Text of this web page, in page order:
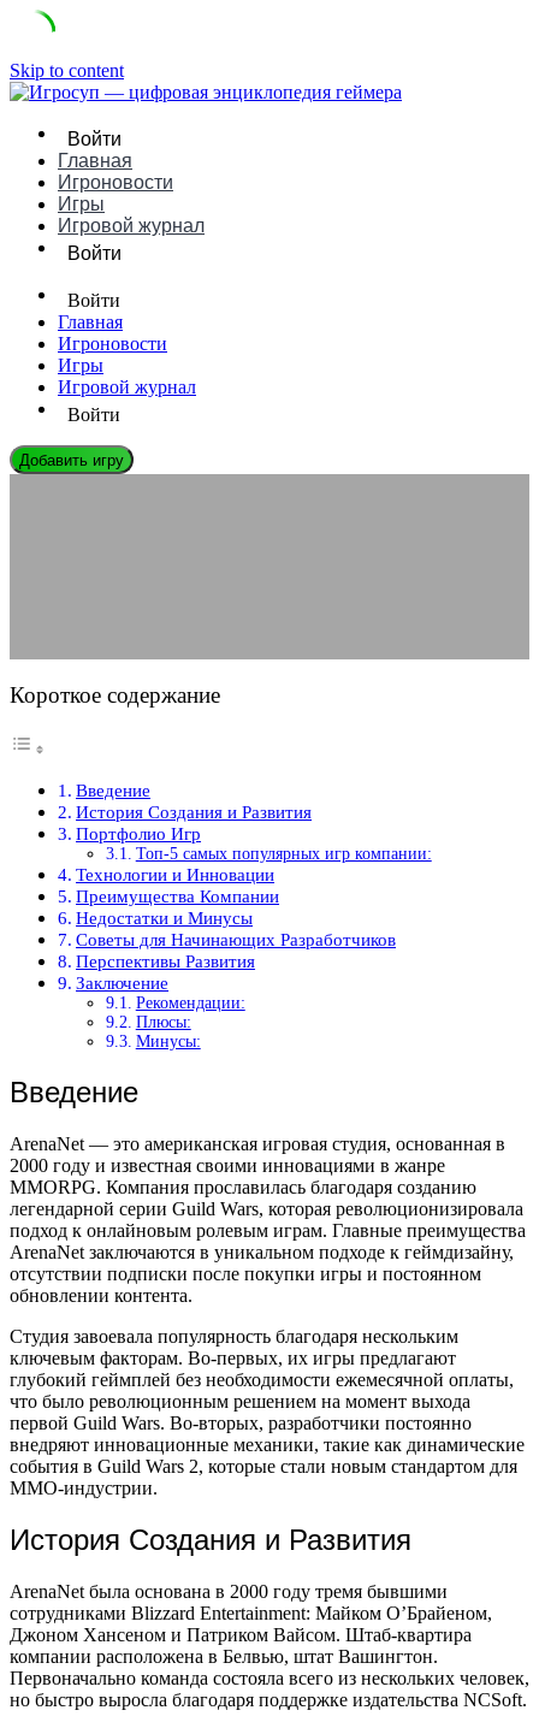
Skip to content
Войти
Главная
Игроновости
Игры
Игровой журнал
Войти
Войти
Главная
Игроновости
Игры
Игровой журнал
Войти
Добавить игру
Короткое содержание
Введение
История Создания и Развития
Портфолио Игр
Топ-5 самых популярных игр компании:
Технологии и Инновации
Преимущества Компании
Недостатки и Минусы
Советы для Начинающих Разработчиков
Перспективы Развития
Заключение
Рекомендации:
Плюсы:
Минусы:
Введение
ArenaNet — это американская игровая студия, основанная в
2000 году и известная своими инновациями в жанре
MMORPG. Компания прославилась благодаря созданию
легендарной серии Guild Wars, которая революционизировала
подход к онлайновым ролевым играм. Главные преимущества
ArenaNet заключаются в уникальном подходе к геймдизайну,
отсутствии подписки после покупки игры и постоянном
обновлении контента.
Студия завоевала популярность благодаря нескольким
ключевым факторам. Во-первых, их игры предлагают
глубокий геймплей без необходимости ежемесячной оплаты,
что было революционным решением на момент выхода
первой Guild Wars. Во-вторых, разработчики постоянно
внедряют инновационные механики, такие как динамические
события в Guild Wars 2, которые стали новым стандартом для
MMO-индустрии.
История Создания и Развития
ArenaNet была основана в 2000 году тремя бывшими
сотрудниками Blizzard Entertainment: Майком О’Брайеном,
Джоном Хансеном и Патриком Вайсом. Штаб-квартира
компании расположена в Белвью, штат Вашингтон.
Первоначально команда состояла всего из нескольких человек,
но быстро выросла благодаря поддержке издательства NCSoft.